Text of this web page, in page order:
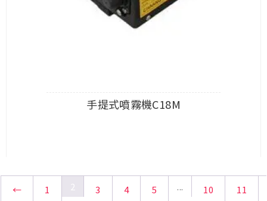
手提式噴霧機C18M
← 1 2 3 4 5 ... 10 11